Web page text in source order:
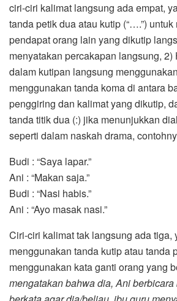
ciri-ciri kalimat langsung ada empat,
tanda petik dua atau kutip (“….”) untuk
pendapat orang lain yang dikutip
menyatakan percakapan langsung, 2)
dalam kutipan langsung
menggunakan tanda koma di antara
penggiring dan kalimat yang dikutip,
tanda titik dua (:) jika menunjukkan
seperti dalam naskah drama,
Budi : “Saya lapar.”
Ani : “Makan saja.”
Budi : “Nasi habis.”
Ani : “Ayo masak nasi.”
Ciri-ciri kalimat tak langsung ada tiga,
menggunakan tanda kutip atau tanda
menggunakan kata ganti orang yang
mengatakan bahwa dia, Ani